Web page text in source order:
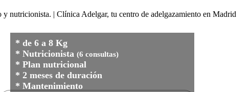
* de 6 a 8 Kg
* Nutricionista (6 consultas)
* Plan nutricional
* 2 meses de duración
* Mantenimiento